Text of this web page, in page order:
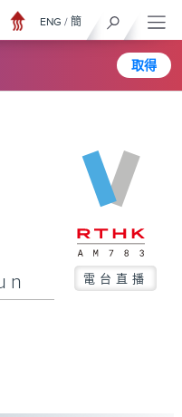
取得
ENG / 簡
電台直播